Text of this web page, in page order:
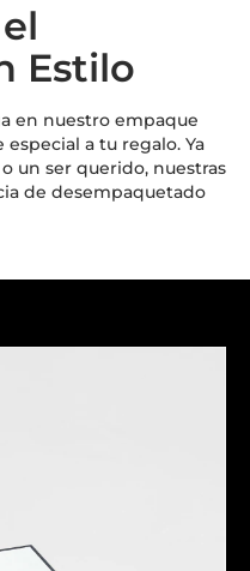
Estilo
en nuestro empaque
a tu regalo. Ya
un ser querido, nuestras
de desempaquetado